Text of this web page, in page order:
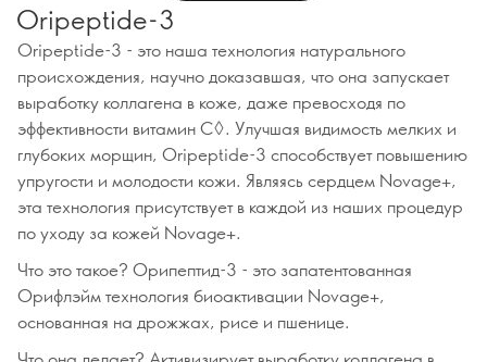
Oripeptide-3
Oripeptide-3 - это наша технология натурального
происхождения, научно доказавшая, что она запускает
выработку коллагена в коже, даже превосходя по
эффективности витамин C◊. Улучшая видимость мелких и
глубоких морщин, Oripeptide-3 способствует повышению
упругости и молодости кожи. Являясь сердцем Novage+,
эта технология присутствует в каждой из наших процедур
по уходу за кожей Novage+.
Что это такое? Орипептид-3 - это запатентованная
Орифлэйм технология биоактивации Novage+,
основанная на дрожжах, рисе и пшенице.